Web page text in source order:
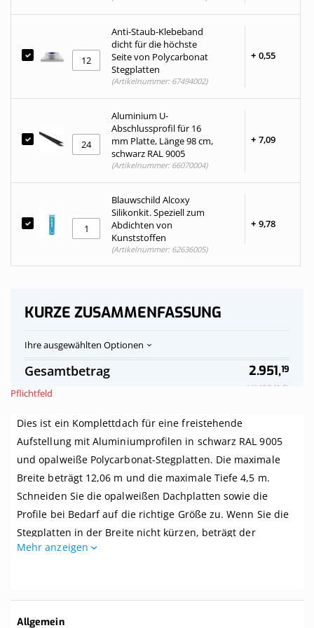
Anti-Staub-Klebeband
dicht für die höchste
Seite von Polycarbonat
Stegplatten
+ 0,55
(Artikelnummer: 67494002)
Aluminium U-
Abschlussprofil für 16
mm Platte, Länge 98 cm,
schwarz RAL 9005
+ 7,09
(Artikelnummer: 66070004)
Blauwschild Alcoxy
Silikonkit. Speziell zum
Abdichten von
Kunststoffen
+ 9,78
(Artikelnummer: 62636005)
Pflichtfeld
KURZE ZUSAMMENFASSUNG
Ihre ausgewählten Optionen
Polycarbonat-
Stegplatten
Dach
opalweiß
freistehend,
Breite
12,06
m
Tiefe
bis
4,5
m,
Profile
Auf
Vorrat
Gesamtbetrag 2.951,19
Inkl. 19 % MwSt.
Dies ist ein Komplettdach für eine freistehende
Aufstellung mit Aluminiumprofilen in schwarz RAL 9005
und opalweiße Polycarbonat-Stegplatten. Die maximale
Breite beträgt 12,06 m und die maximale Tiefe 4,5 m.
Schneiden Sie die opalweißen Dachplatten sowie die
Profile bei Bedarf auf die richtige Größe zu. Wenn Sie die
Stegplatten in der Breite nicht kürzen, beträgt der
Mittenabstand zwischen den Balken Ihrer Überdachung 1
Mehr anzeigen
Weitere
Allgemein